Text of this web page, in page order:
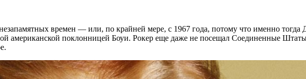
времен — или, по крайней мере, с 1967 года, потому что именно
американской поклонницей Боуи. Рокер еще даже не посещал Соединенные